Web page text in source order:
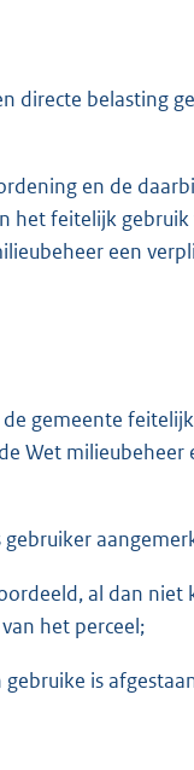
directe belasting
en de
het feitelijk
een
gemeente
Wet
al dan
het perceel;
is